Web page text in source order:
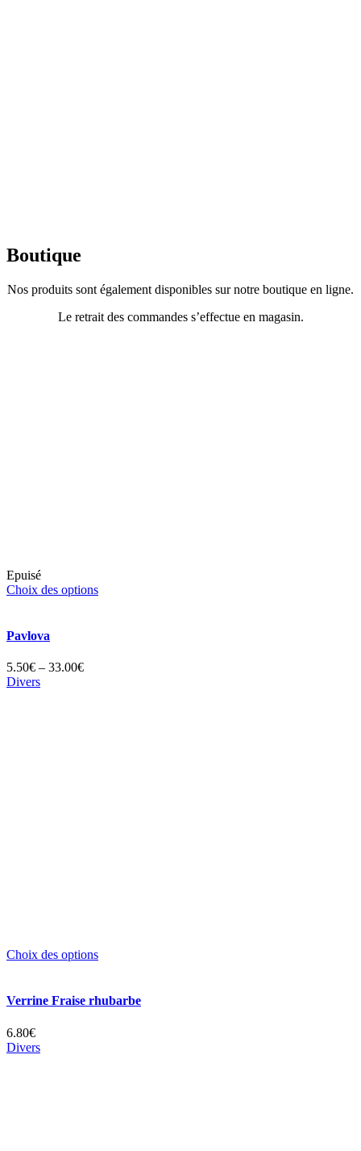
Boutique
Nos produits sont également disponibles sur notre boutique en ligne.
Le retrait des commandes s’effectue en magasin.
Epuisé
Choix des options
Pavlova
5.50€ – 33.00€
Divers
Choix des options
Verrine Fraise rhubarbe
6.80€
Divers